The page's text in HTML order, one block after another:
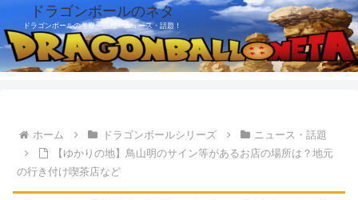
ドラゴンボールのネタ
ドラゴンボールの考察・感想・ニュース・話題！
ホーム ドラゴンボールシリーズ
ニュース・話題
【ゆかりの地】鳥山明のサイン等があるお店の場所は？地元
の行き付け喫茶店など